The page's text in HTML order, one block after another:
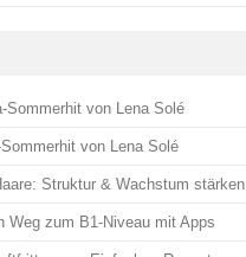
Sommerhit von Lena Solé
von Lena Solé
Struktur & Wachstum stärken
Weg zum B1-Niveau mit Apps